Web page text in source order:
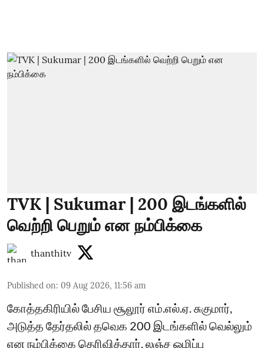
TVK | Sukumar | 200 இடங்களில்
வெற்றி பெறும் என நம்பிக்கை
thanthitv
Published on: 09 Aug 2026, 11:56 am
கோத்தகிரியில் பேசிய சூலூர் எம்.எல்.ஏ. சுகுமார்,
அடுத்த தேர்தலில் தவெக 200 இடங்களில் வெல்லும்
என நம்பிக்கை தெரிவித்தார். லஞ்ச ஒழிப்பு